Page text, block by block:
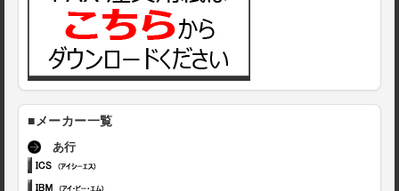
■メーカー一覧
あ行